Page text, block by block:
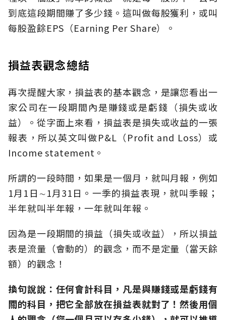
到底這段期間賺了多少錢。這叫做每股獲利，或叫
每股盈餘EPS（Earning Per Share）。
損益表觀念總結
再次提醒大家，損益表的基本觀念，是讓您看出一
家公司在一段期間內是賺錢或是虧錢（損失或收
益）。從字面上來看，損益表是損失或收益的一張
報表，所以英文叫做P&L（Profit and Loss）或
Income statement。
所謂的一段時間，如果是一個月，就叫月報，例如
1月1日∼1月31日。一季的損益表現，就叫季報；
半年就叫半年報，一年就叫年報。
因為是一段期間的損益（損失或收益），所以損益
表是流量（會動的）的觀念，而不是定量（當天餘
額）的觀念！
換句說說：任何會計科目，凡是與賺錢或是虧錢有
關的科目，把它全部放在損益表就對了！然後用個